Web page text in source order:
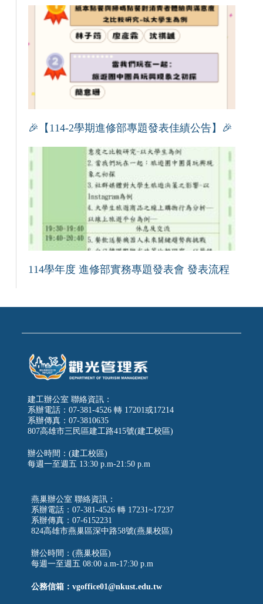
🎉【114-2學期進修部專題發表佳績公告】🎉
114學年度 進修部實務專題發表會 發表流程
建工辦公室 聯絡資訊：
系辦電話：07-381-4526 轉 17201或17214
系辦傳真：07-3810635
807高雄市三民區建工路415號(建工校區)
辦公時間：(建工校區)
每週一至週五 13:30 p.m-21:50 p.m
燕巢辦公室 聯絡資訊：
系辦電話：07-381-4526 轉 17231~17237
系辦傳真：07-6152231
824高雄市燕巢區深中路58號(燕巢校區)
辦公時間：(燕巢校區)
每週一至週五 08:00 a.m-17:30 p.m
公務信箱：vgoffice01@nkust.edu.tw